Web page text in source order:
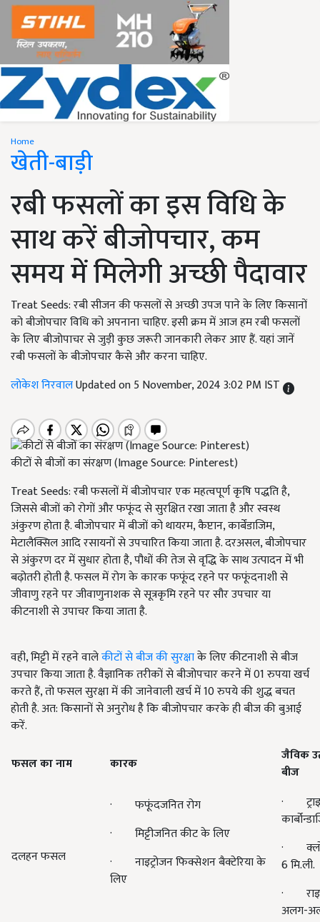
Home
खेती-बाड़ी
रबी फसलों का इस विधि के
साथ करें बीजोपचार, कम
समय में मिलेगी अच्छी पैदावार
Treat Seeds: रबी सीजन की फसलों से अच्छी उपज पाने के लिए किसानों
को बीजोपचार विधि को अपनाना चाहिए. इसी क्रम में आज हम रबी फसलों
के लिए बीजोपाचर से जुड़ी कुछ जरूरी जानकारी लेकर आए हैं. यहां जानें
रबी फसलों के बीजोपचार कैसे और करना चाहिए.
लोकेश निरवालUpdated on 5 November, 2024 3:02 PM IST
कीटों से बीजों का संरक्षण (Image Source: Pinterest)
Treat Seeds: रबी फसलों में बीजोपचार एक महत्वपूर्ण कृषि पद्धति है,
जिससे बीजों को रोगों और फफूंद से सुरक्षित रखा जाता है और स्वस्थ
अंकुरण होता है. बीजोपचार में बीजों को थायरम, कैप्टान, कार्बेंडाजिम,
मेटालैक्सिल आदि रसायनों से उपचारित किया जाता है. दरअसल, बीजोपचार
से अंकुरण दर में सुधार होता है, पौधों की तेज से वृद्धि के साथ उत्पादन में भी
बढ़ोतरी होती है. फसल में रोग के कारक फफूंद रहने पर फफूंदनाशी से
जीवाणु रहने पर जीवाणुनाशक से सूत्रकृमि रहने पर सौर उपचार या
कीटनाशी से उपाचर किया जाता है.
वही, मिट्टी में रहने वालेकीटों से बीज की सुरक्षाके लिए कीटनाशी से बीज
उपचार किया जाता है. वैज्ञानिक तरीकों से बीजोपचार करने में 01 रुपया खर्च
करते हैं, तो फसल सुरक्षा में की जानेवाली खर्च में 10 रुपये की शुद्ध बचत
होती है. अत: किसानों से अनुरोध है कि बीजोपचार करके ही बीज की बुआई
करें.
फसल का नाम
कारक
जैविक
बीज
दलहन फसल
· फफूंदजनित रोग
· मिट्टीजनित कीट के लिए
· नाइट्रोजन फिक्सेशन बैक्टेरिया के
लिए
·
·
6 मि.ली.
·
अलग-